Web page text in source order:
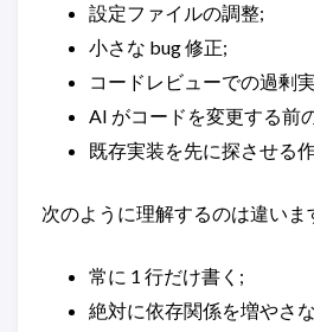
設定ファイルの調整;
小さな bug 修正;
コードレビューでの過剰
AI がコードを変更する前
既存実装を先に探させる作
次のように理解するのは違いま
常に 1 行だけ書く;
絶対に依存関係を増やさ